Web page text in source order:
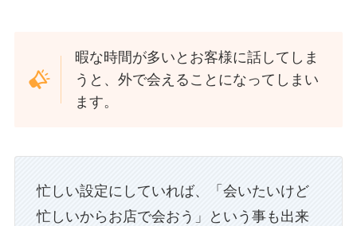
暇な時間が多いとお客様に話してしま
うと、外で会えることになってしまい
ます。
忙しい設定にしていれば、「会いたいけど
忙しいからお店で会おう」という事も出来